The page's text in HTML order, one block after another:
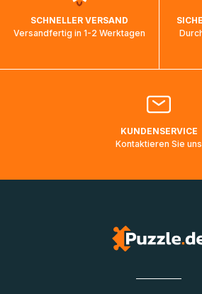
ankommen und von der dortigen
bearbeitet werden.
Bitte kontaktieren Sie den
Lieferadressen in Deutschland oder
SCHNELLER VERSAND
Versandfertig in 1-2 Werktagen
KUNDENSERVICE
Kontaktieren Sie uns